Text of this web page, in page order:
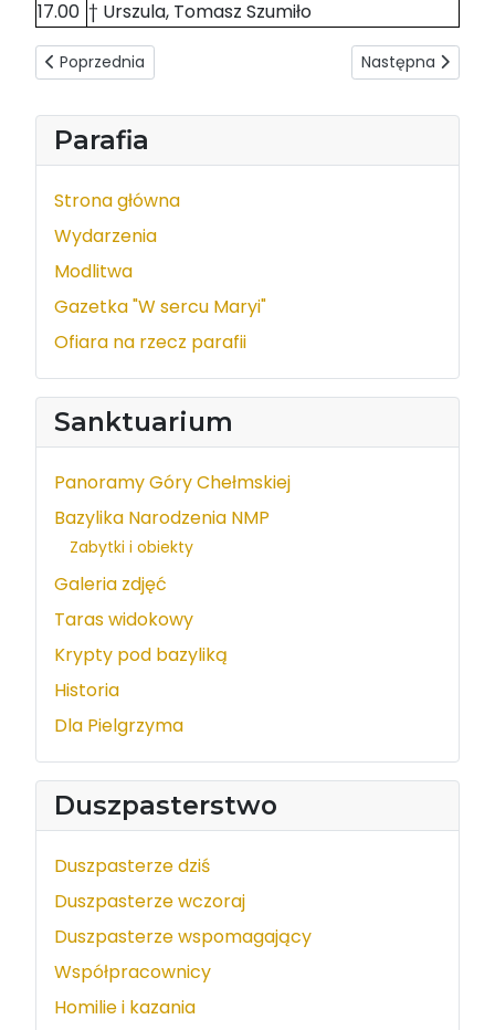
Parafia
Strona główna
Wydarzenia
Modlitwa
Gazetka "W sercu Maryi"
Ofiara na rzecz parafii
Sanktuarium
Panoramy Góry Chełmskiej
Bazylika Narodzenia NMP
Zabytki i obiekty
Galeria zdjęć
Taras widokowy
Krypty pod bazyliką
Historia
Dla Pielgrzyma
Duszpasterstwo
Duszpasterze dziś
Duszpasterze wczoraj
Duszpasterze wspomagający
Współpracownicy
Homilie i kazania
17.00 † Urszula, Tomasz Szumiło
Poprzednia strona: Intencje mszalne 04-10.02.2018
Poprzednia Następna strona:
Następna